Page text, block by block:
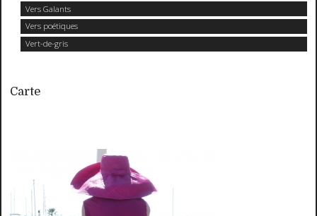
Vers Galants
Vers poétiques
Vert-de-gris
Carte